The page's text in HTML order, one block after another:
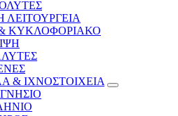
ΛΕΙΤΟΥΡΓΕΙΑ
ΚΥΚΛΟΦΟΡΙΑΚΟ
& ΙΧΝΟΣΤΟΙΧΕΙΑ